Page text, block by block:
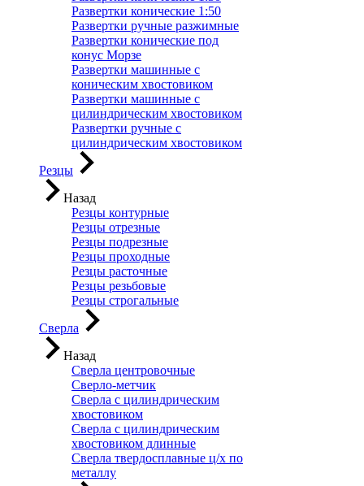
Развертки конические 1:50
Развертки ручные разжимные
Развертки конические под
конус Морзе
Развертки машинные с
коническим хвостовиком
Развертки машинные с
цилиндрическим хвостовиком
Развертки ручные с
цилиндрическим хвостовиком
Резцы
Назад
Резцы контурные
Резцы отрезные
Резцы подрезные
Резцы проходные
Резцы расточные
Резцы резьбовые
Резцы строгальные
Сверла
Назад
Сверла центровочные
Сверло-метчик
Сверла с цилиндрическим
хвостовиком
Сверла с цилиндрическим
хвостовиком длинные
Сверла твердосплавные ц/х по
металлу